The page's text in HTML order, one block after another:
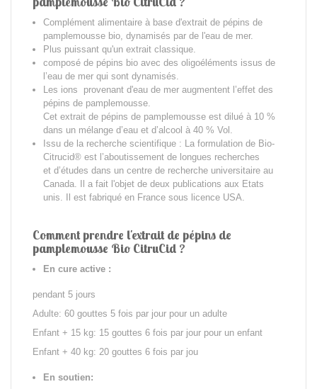
Complément alimentaire à base d'extrait de pépins de
pamplemousse bio, dynamisés par de l'eau de mer.
Plus puissant qu'un extrait classique.
composé de pépins bio avec des oligoéléments issus de
l’eau de mer qui sont dynamisés.
Les ions provenant d'eau de mer augmentent l’effet des
pépins de pamplemousse.
Cet extrait de pépins de pamplemousse est dilué à 10 %
dans un mélange d’eau et d’alcool à 40 % Vol.
Issu de la recherche scientifique : La formulation de Bio-
Citrucid® est l’aboutissement de longues recherches
et d’études dans un centre de recherche universitaire au
Canada. Il a fait l'objet de deux publications aux Etats
unis. Il est fabriqué en France sous licence USA.
Comment prendre l'extrait de pépins de
pamplemousse Bio CitruCid ?
En cure active :
pendant 5 jours
Adulte: 60 gouttes 5 fois par jour pour un adulte
Enfant + 15 kg: 15 gouttes 6 fois par jour pour un enfant
Enfant + 40 kg: 20 gouttes 6 fois par jou
En soutien: